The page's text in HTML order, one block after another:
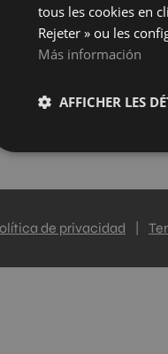
de privacidad
tous les cookies en
Rejeter » ou les
Más información
AFFICHER LES